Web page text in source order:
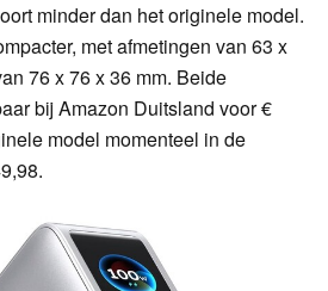
minder dan het originele model.
met afmetingen van 63 x
76 x 76 x 36 mm. Beide
bij Amazon Duitsland voor €
model momenteel in de